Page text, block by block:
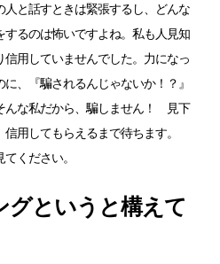
人と話すときは緊張するし、どんな
するのは怖いですよね。私も人見知
信用していませんでした。力になっ
、『騙されるんじゃないか！？』
んな私だから、騙しません！ 見下
用してもらえるまで待ちます。
ください。
グというと構えて